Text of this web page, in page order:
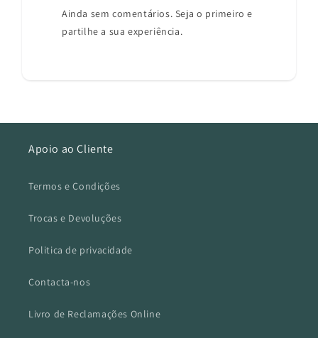
Ainda sem comentários. Seja o primeiro e
partilhe a sua experiência.
Apoio ao Cliente
Termos e Condições
Trocas e Devoluções
Politica de privacidade
Contacta-nos
Livro de Reclamações Online